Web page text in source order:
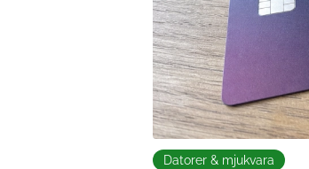
Datorer & mjukvara